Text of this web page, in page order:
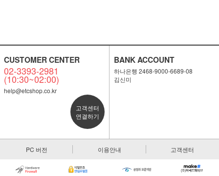
CUSTOMER CENTER
02-3393-2981
(10:30~02:00)
help@etcshop.co.kr
고객센터
연결하기
BANK ACCOUNT
하나은행 2468-9000-6689-08
김신미
PC 버전 이용안내 고객센터